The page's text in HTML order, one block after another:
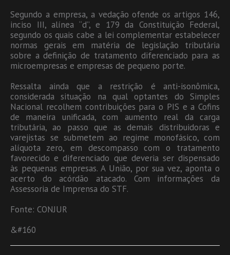
Segundo a empresa, a vedação ofende os artigos 146,
inciso III, alínea “d”, e 179 da Constituição Federal,
segundo os quais cabe a lei complementar estabelecer
normas gerais em matéria de legislação tributária
sobre a definição de tratamento diferenciado para as
microempresas e empresas de pequeno porte.
Ressalta ainda que a restrição é anti-isonômica,
considerada situação na qual optantes do Simples
Nacional recolhem contribuições para o PIS e a Cofins
de maneira unificada, com aumento real da carga
tributária, ao passo que as demais distribuidoras e
varejistas se submetem ao regime monofásico, com
alíquota zero, em descompasso com o tratamento
favorecido e diferenciado que deveria ser dispensado
às pequenas empresas. A União, por sua vez, aponta o
acerto do acórdão atacado. Com informações da
Assessoria de Imprensa do STF.
Fonte: CONJUR
&#160